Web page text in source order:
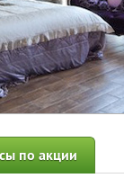
по акции